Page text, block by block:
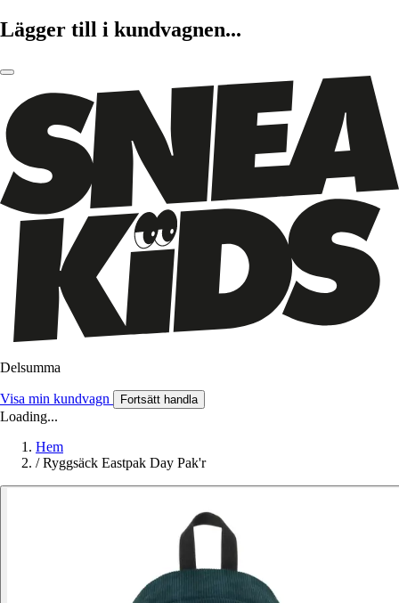
Lägger till i kundvagnen...
Delsumma
Visa min kundvagn Fortsätt handla
Loading...
Hem
/ Ryggsäck Eastpak Day Pak'r